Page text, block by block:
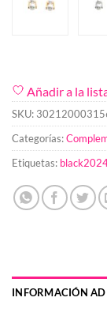
Añadir a la
SKU:
Categorías:
Etiquetas:
INFORMACIÓN